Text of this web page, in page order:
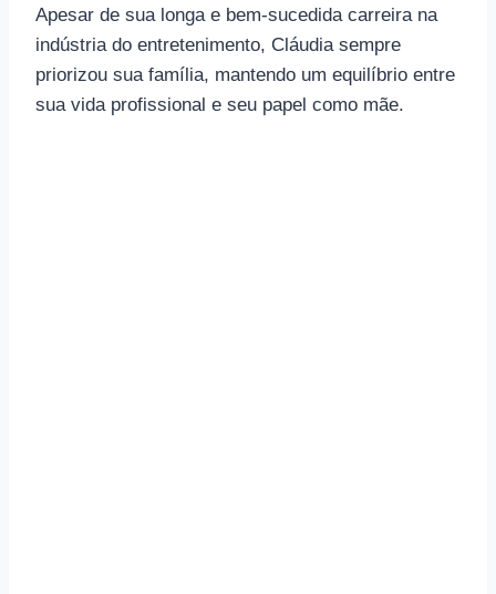
Apesar de sua longa e bem-sucedida carreira na
indústria do entretenimento, Cláudia sempre
priorizou sua família, mantendo um equilíbrio entre
sua vida profissional e seu papel como mãe.